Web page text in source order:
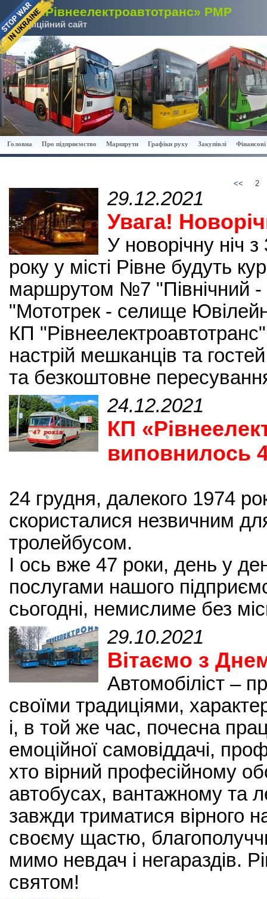
КП «Рівнеелектроавтотранс» РМР
Офіційний сайт
Головна Про підприємство Маршрути Графіки руху Закупівлі Фінансові
<< 2
29.12.2021
Увага!
У новорічну ніч
року у місті Рівне будуть
маршрутом №7 "Північний
"Мототрек - селище
КП
настрій мешканців та
та безкоштовне
24.12.2021
КП
виповнилось
24 грудня, далекого 1974
скористалися незвичним
тролейбусом.
І ось вже 47 роки, день у
послугами нашого
сьогодні, немислиме без
29.10.2021
Вітаємо з
Автомобіліст –
своїми традиціями,
і, в той же час, почесна
емоційної самовіддачі,
хто вірний професійному
автобусах, вантажному та
завжди триматися вірного
своєму щастю,
мимо невдач і негараздів.
святом!